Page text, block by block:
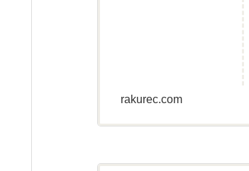
rakurec.com